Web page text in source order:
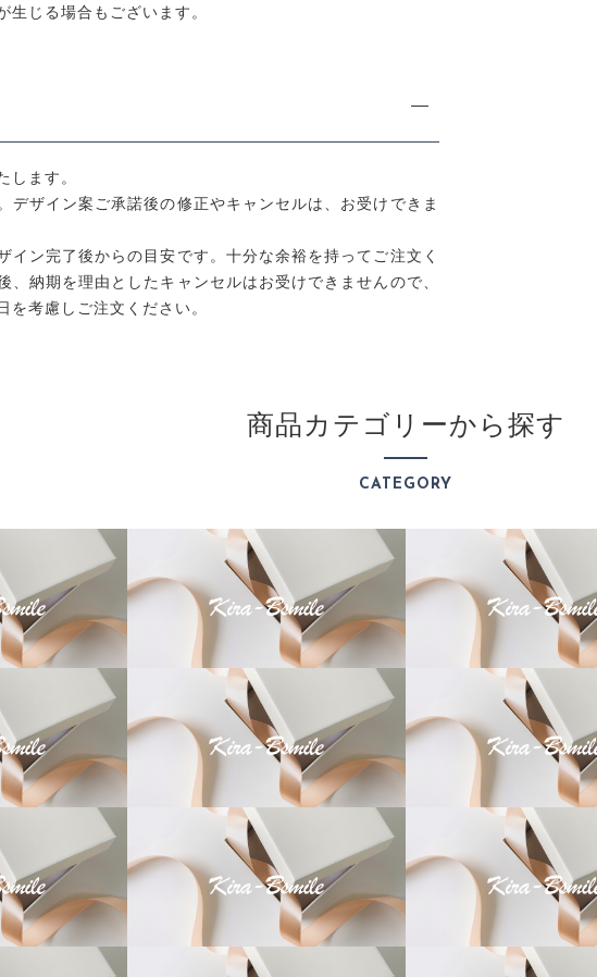
生じる場合もございます。
します。
デザイン案ご承諾後の修正やキャンセルは、お受けできま
イン完了後からの目安です。十分な余裕を持ってご注文く
、納期を理由としたキャンセルはお受けできませんので、
を考慮しご注文ください。
商品カテゴリーから探す
CATEGORY